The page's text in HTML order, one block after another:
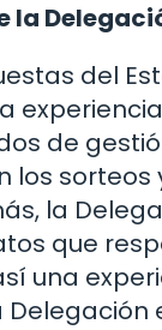
la
del
de
la
que
una